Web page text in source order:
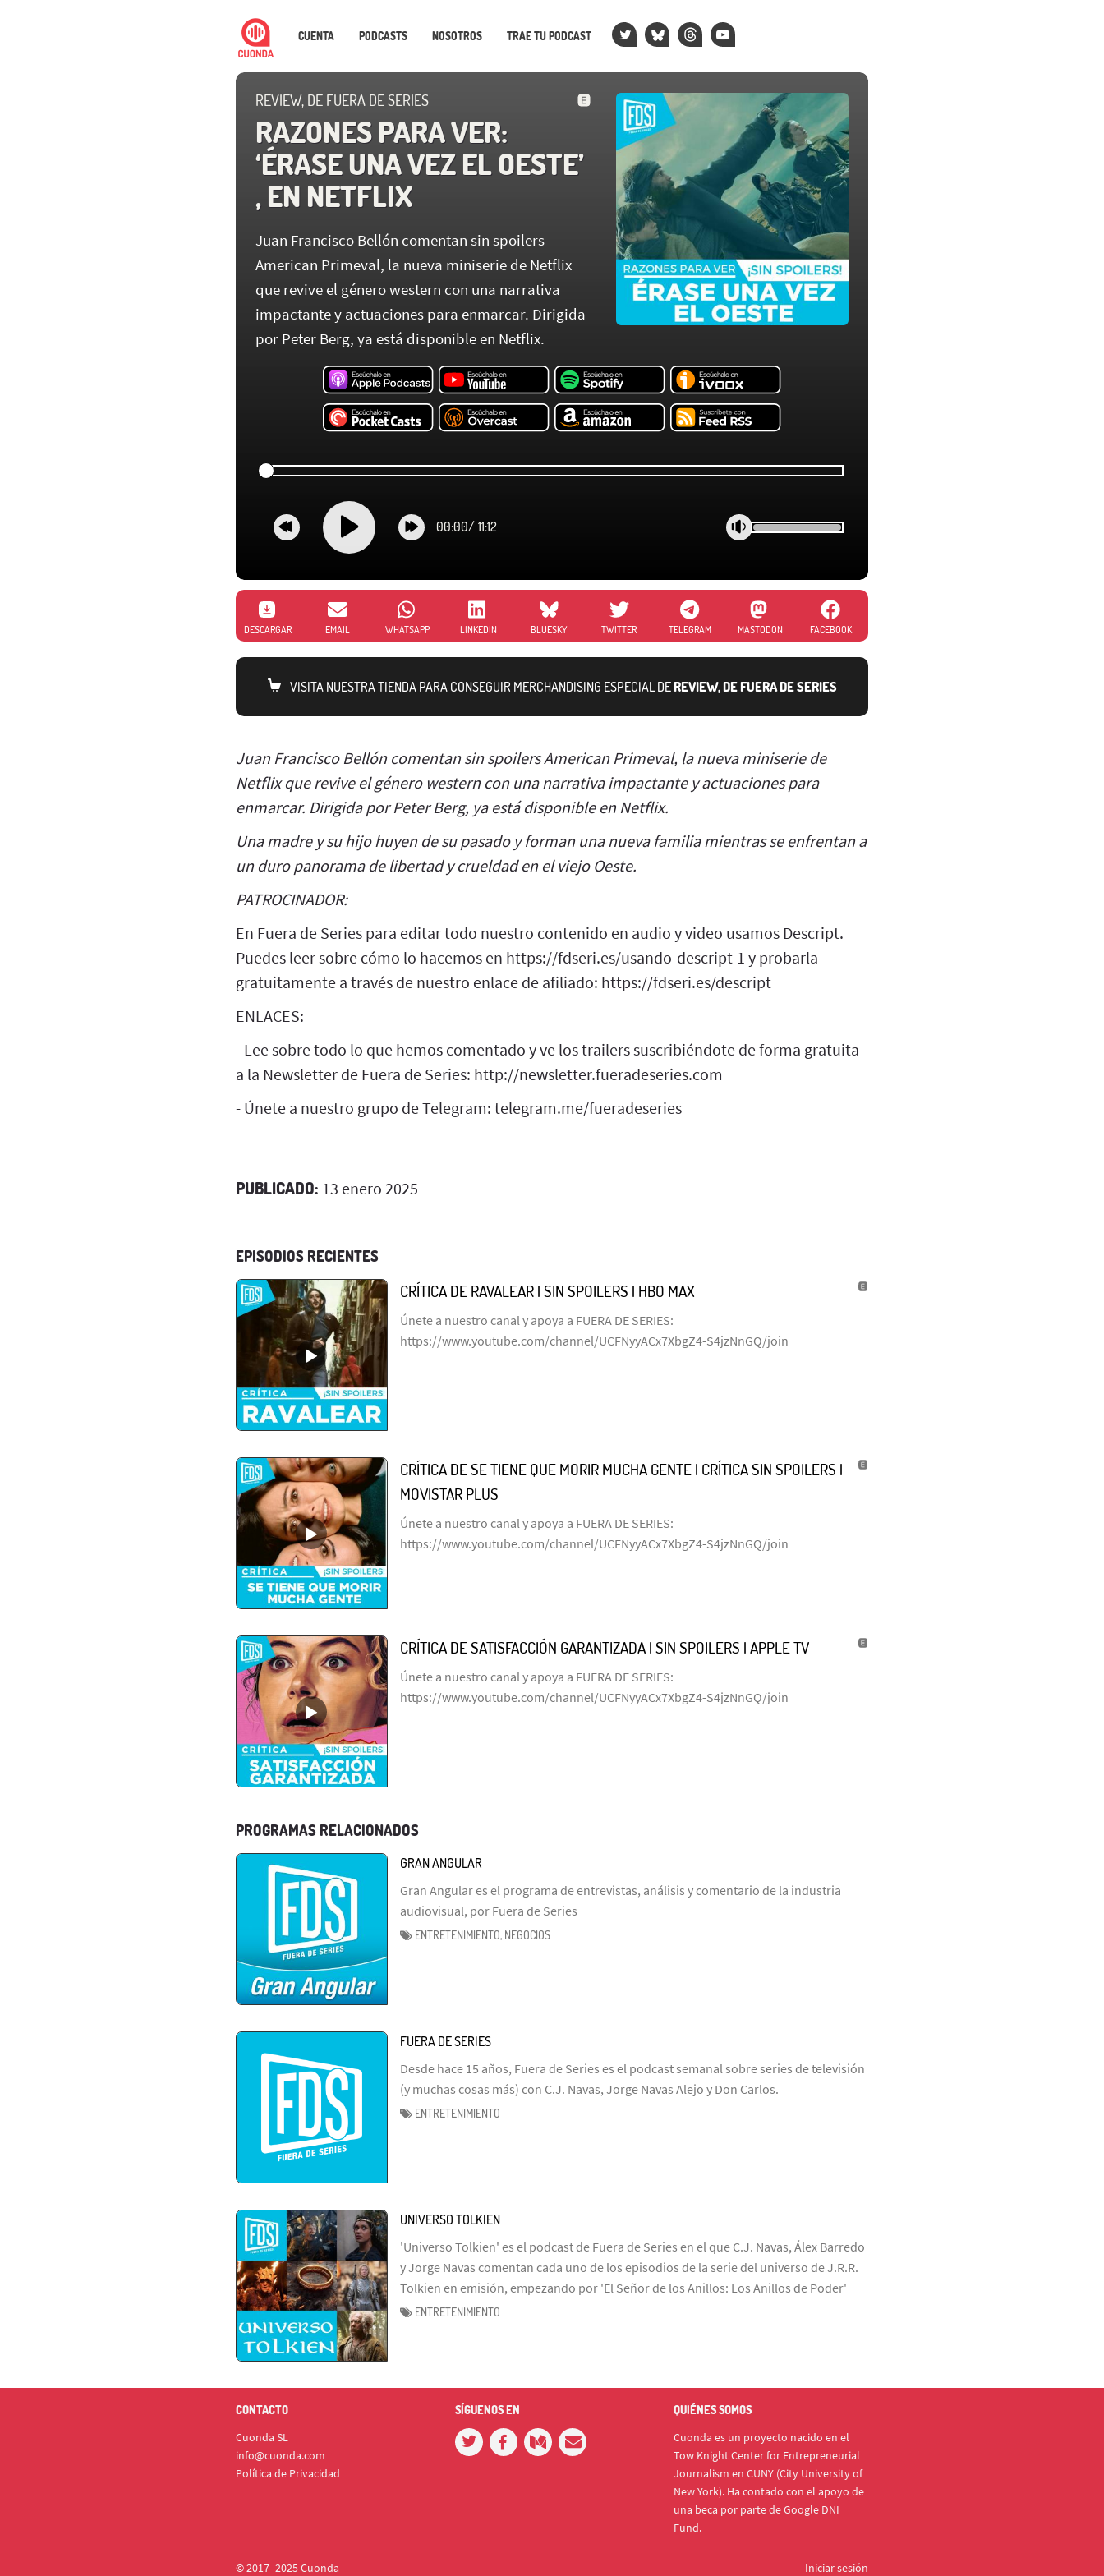
CUENTA PODCASTS NOSOTROS TRAE TU PODCAST
REVIEW, DE FUERA DE SERIES
RAZONES PARA VER:
‘ÉRASE UNA VEZ EL OESTE’
, EN NETFLIX
Juan Francisco Bellón comentan sin spoilers
American Primeval, la nueva miniserie de Netflix
que revive el género western con una narrativa
impactante y actuaciones para enmarcar. Dirigida
por Peter Berg, ya está disponible en Netflix.
00:00/ 11:12
DESCARGAR EMAIL WHATSAPP LINKEDIN BLUESKY TWITTER TELEGRAM MASTODON FACEBOOK
VISITA NUESTRA TIENDA PARA CONSEGUIR MERCHANDISING ESPECIAL DEREVIEW, DE FUERA DE SERIES
Juan Francisco Bellón comentan sin spoilers American Primeval, la nueva miniserie de
Netflix que revive el género western con una narrativa impactante y actuaciones para
enmarcar. Dirigida por Peter Berg, ya está disponible en Netflix.
Una madre y su hijo huyen de su pasado y forman una nueva familia mientras se enfrentan a
un duro panorama de libertad y crueldad en el viejo Oeste.
PATROCINADOR:
En Fuera de Series para editar todo nuestro contenido en audio y video usamos Descript.
Puedes leer sobre cómo lo hacemos en https://fdseri.es/usando-descript-1 y probarla
gratuitamente a través de nuestro enlace de afiliado: https://fdseri.es/descript
ENLACES:
- Lee sobre todo lo que hemos comentado y ve los trailers suscribiéndote de forma gratuita
a la Newsletter de Fuera de Series: http://newsletter.fueradeseries.com
- Únete a nuestro grupo de Telegram: telegram.me/fueradeseries
PUBLICADO: 13 enero 2025
EPISODIOS RECIENTES
CRÍTICA DE RAVALEAR | SIN SPOILERS | HBO MAX
Únete a nuestro canal y apoya a FUERA DE SERIES:
https://www.youtube.com/channel/UCFNyyACx7XbgZ4-S4jzNnGQ/join
CRÍTICA DE SE TIENE QUE MORIR MUCHA GENTE | CRÍTICA SIN SPOILERS |
MOVISTAR PLUS
Únete a nuestro canal y apoya a FUERA DE SERIES:
https://www.youtube.com/channel/UCFNyyACx7XbgZ4-S4jzNnGQ/join
CRÍTICA DE SATISFACCIÓN GARANTIZADA | SIN SPOILERS | APPLE TV
Únete a nuestro canal y apoya a FUERA DE SERIES:
https://www.youtube.com/channel/UCFNyyACx7XbgZ4-S4jzNnGQ/join
PROGRAMAS RELACIONADOS
GRAN ANGULAR
Gran Angular es el programa de entrevistas, análisis y comentario de la industria
audiovisual, por Fuera de Series
ENTRETENIMIENTO, NEGOCIOS
FUERA DE SERIES
Desde hace 15 años, Fuera de Series es el podcast semanal sobre series de televisión
(y muchas cosas más) con C.J. Navas, Jorge Navas Alejo y Don Carlos.
ENTRETENIMIENTO
UNIVERSO TOLKIEN
'Universo Tolkien' es el podcast de Fuera de Series en el que C.J. Navas, Álex Barredo
y Jorge Navas comentan cada uno de los episodios de la serie del universo de J.R.R.
Tolkien en emisión, empezando por 'El Señor de los Anillos: Los Anillos de Poder'
ENTRETENIMIENTO
CONTACTO
Cuonda SL
info@cuonda.com
Política de Privacidad
SÍGUENOS EN QUIÉNES SOMOS
Cuonda es un proyecto nacido en el
Tow Knight Center for Entrepreneurial
Journalism en CUNY (City University of
New York). Ha contado con el apoyo de
una beca por parte de Google DNI
Fund.
© 2017- 2025 Cuonda Iniciar sesión